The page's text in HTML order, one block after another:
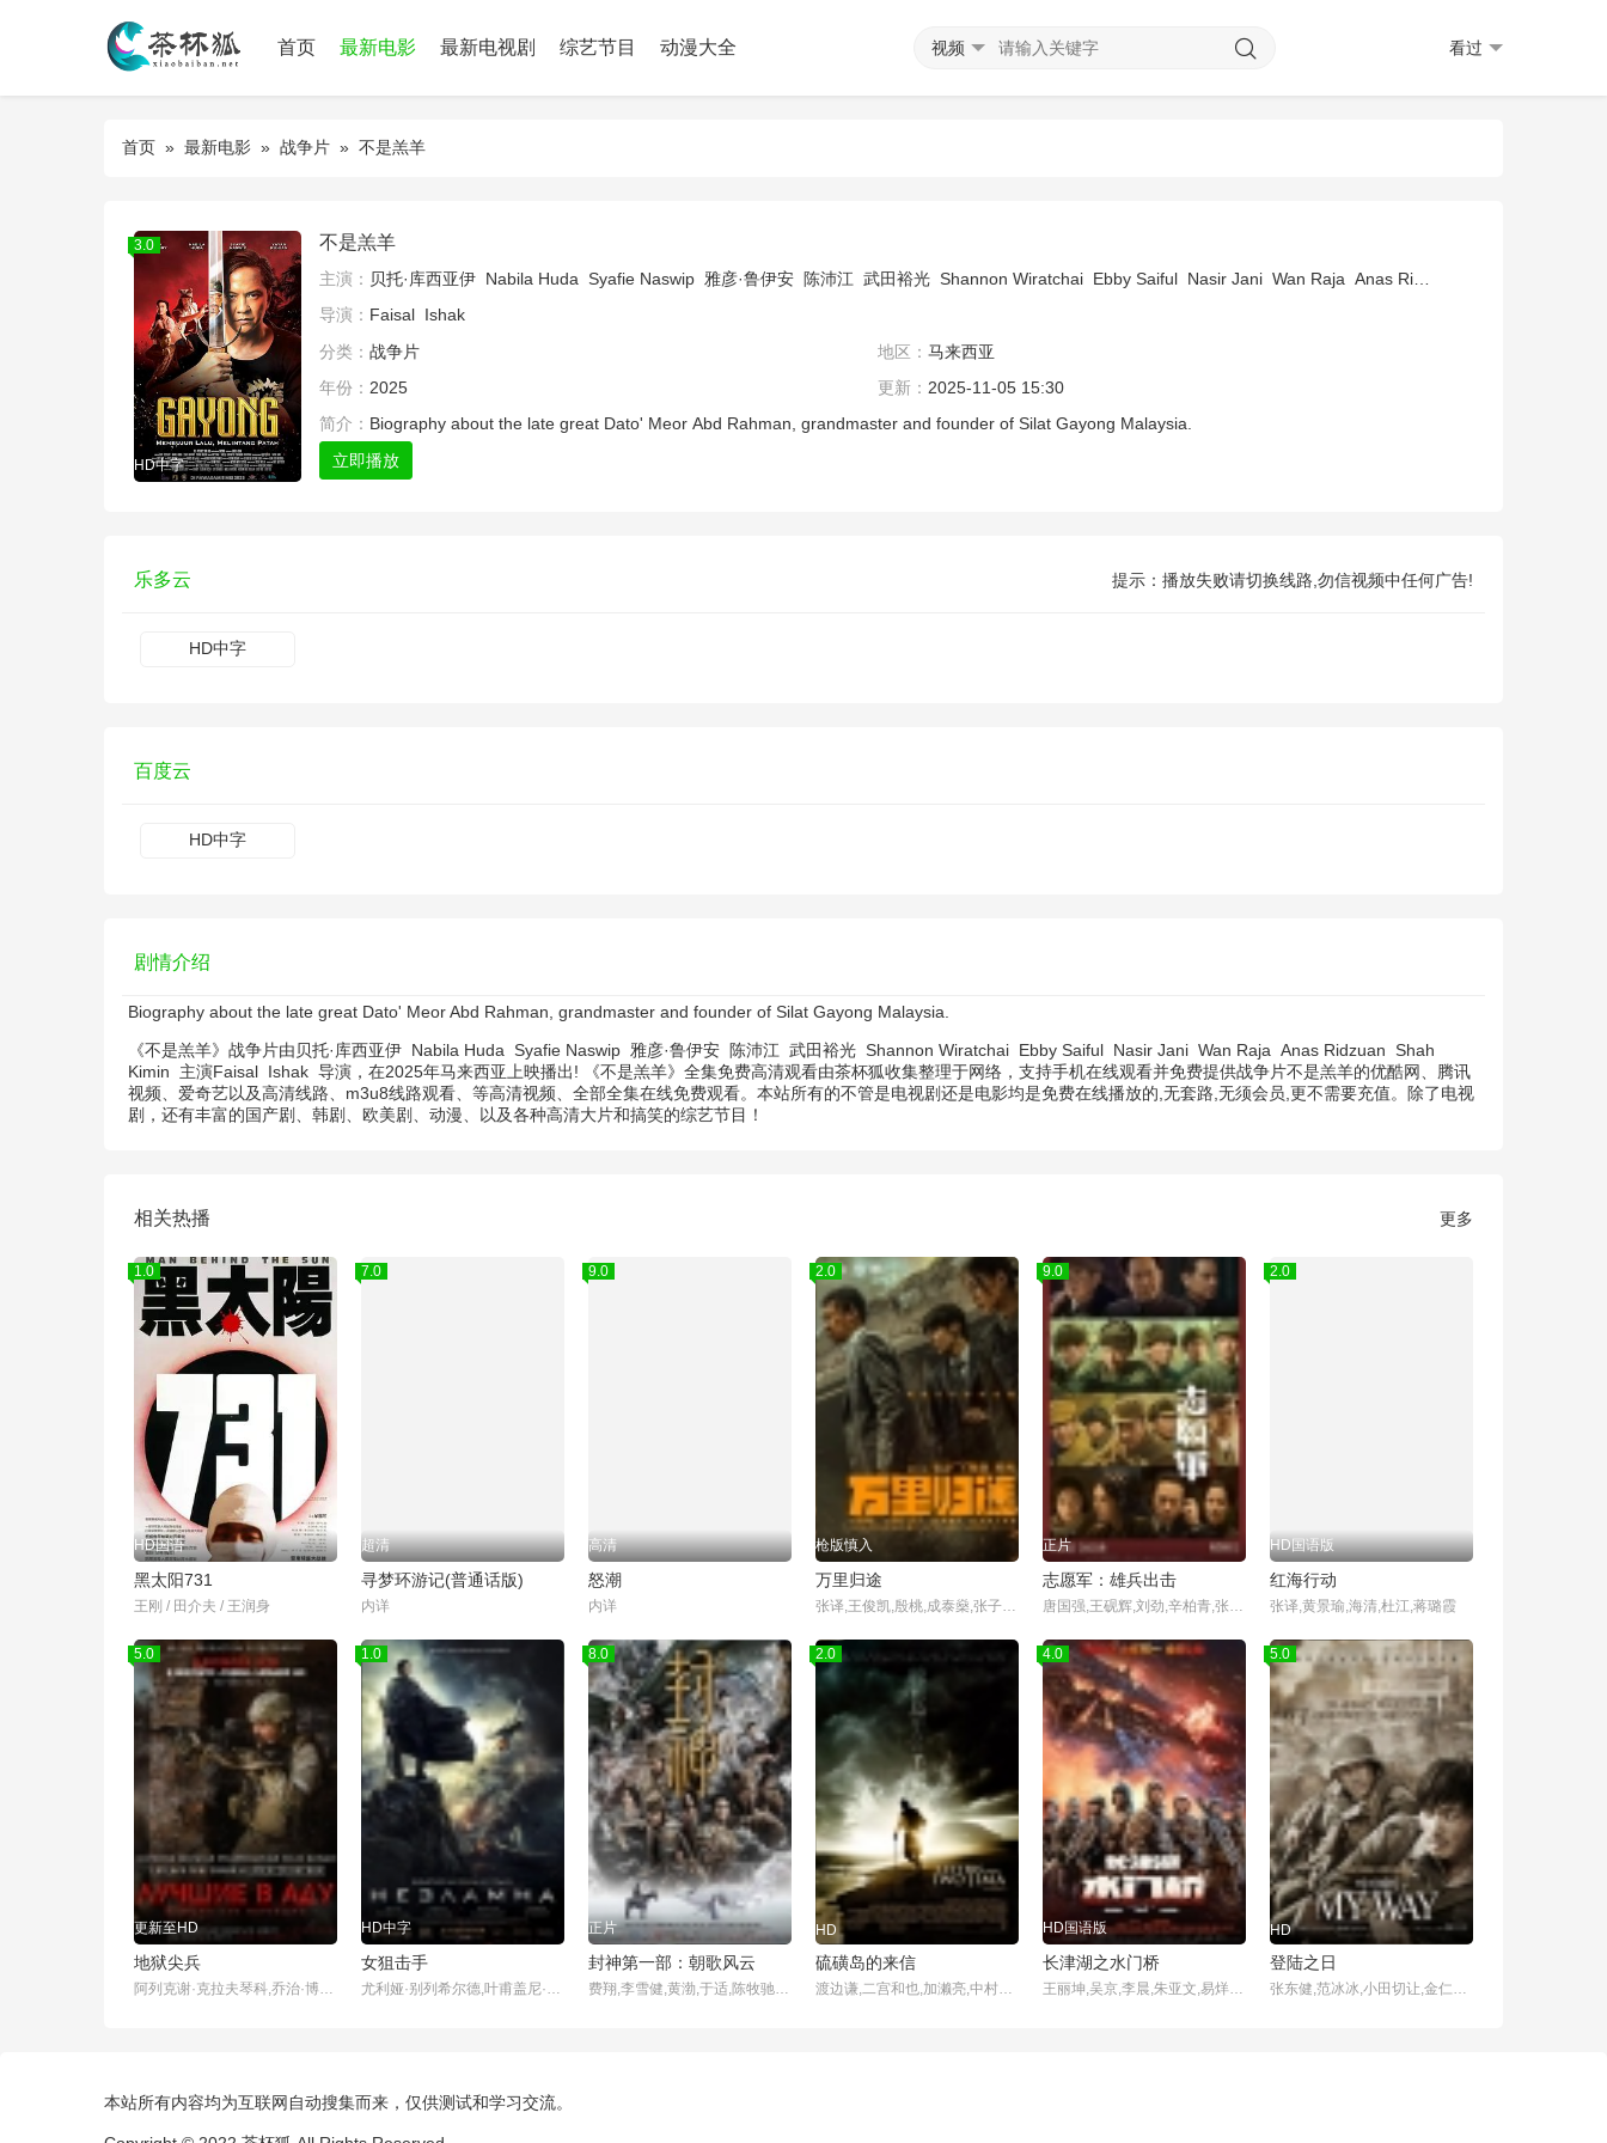
首页 最新电影 最新电视剧 综艺节目 动漫大全 视频 看过
首页 » 最新电影 » 战争片 » 不是羔羊
3.0
HD中字
不是羔羊
主演： 贝托·库西亚伊 Nabila Huda Syafie Naswip 雅彦·鲁伊安 陈沛江 武田裕光 Shannon Wiratchai Ebby Saiful Nasir Jani Wan Raja Anas Ridzuan
导演： Faisal Ishak
分类： 战争片 地区： 马来西亚
年份： 2025 更新： 2025-11-05 15:30
简介： Biography about the late great Dato' Meor Abd Rahman, grandmaster and founder of Silat Gayong Malaysia.
立即播放
乐多云 提示：播放失败请切换线路,勿信视频中任何广告!
HD中字
百度云
HD中字
剧情介绍
Biography about the late great Dato' Meor Abd Rahman, grandmaster and founder of Silat Gayong Malaysia.
《不是羔羊》战争片由贝托·库西亚伊 Nabila Huda Syafie Naswip 雅彦·鲁伊安 陈沛江 武田裕光 Shannon Wiratchai Ebby Saiful Nasir Jani Wan Raja Anas Ridzuan Shah
Kimin 主演Faisal Ishak 导演，在2025年马来西亚上映播出! 《不是羔羊》全集免费高清观看由茶杯狐收集整理于网络，支持手机在线观看并免费提供战争片不是羔羊的优酷网、腾讯
视频、爱奇艺以及高清线路、m3u8线路观看、等高清视频、全部全集在线免费观看。本站所有的不管是电视剧还是电影均是免费在线播放的,无套路,无须会员,更不需要充值。除了电视
剧，还有丰富的国产剧、韩剧、欧美剧、动漫、以及各种高清大片和搞笑的综艺节目！
相关热播 更多
1.0
HD国语
黑太阳731
王刚 / 田介夫 / 王润身
7.0
超清
寻梦环游记(普通话版)
内详
9.0
高清
怒潮
内详
2.0
枪版慎入
万里归途
张译,王俊凯,殷桃,成泰燊,张子贤,陈昊宇,王迅,万茜,李雪健,李晨,王智,吴京,温韬,吴恩璇,国义骞,谢承颖,李路琦,赵梓冲,王照清,朱超艺,闫昌,李凯,谢欣华,侯晓童,穆丽燕,奥梅尔·乌扎克,埃兰·艾哈迈德·洛特夫·拉吉·阿尔加赫菲,小伊万·马弗里克,尤金·芬克尔,埃米尔·扎格鲁尔,艾哈迈德·穆罕默德·贾比尔·阿尔卡索姆
9.0
正片
志愿军：雄兵出击
唐国强,王砚辉,刘劲,辛柏青,张颂文,黄晓明,章子怡,朱亚文,张子枫,魏大勋,肖央,王骁,陈飞宇,魏晨,尹昉,张宥浩,海清,王传君,郎月婷,杜淳,贾冰,林永健,王伍福,安荣生,王楷勝,郭晓峰,郭晓东,李乃文,聂远,唐曾,袁文康,赵波,李光洁,张海宇,李感,王道铁,保剑锋,纪焕博,王乃训,叶禾,李卓阳,朱一龙
2.0
HD国语版
红海行动
张译,黄景瑜,海清,杜江,蒋璐霞
5.0
更新至HD
地狱尖兵
阿列克谢·克拉夫琴科,乔治·博洛涅夫,谢尔盖·加鲁索夫
1.0
HD中字
女狙击手
尤利娅·别列希尔德,叶甫盖尼·齐加诺夫,Joan,Blackham,Anatoliy,Kot,奥列格
8.0
正片
封神第一部：朝歌风云
费翔,李雪健,黄渤,于适,陈牧驰,娜然 ,此沙,武亚凡,夏雨,袁泉,王洛勇,侯雯元,黄曦彦,李昀锐,杨玏,陈坤,许还山,高曙光,冯绍峰,杨立新,丁勇岱,高冬平,徐冲,韩鹏翼,单敬尧,吴汉坤,百力嘎,刘乐,许翔,刘涵,徐菲,孙睿,耿业庭,金志浩,屈愉超,黄涛,樊汶东,姜宝成,阿仁,米铁增,僧格仁钦,马文忠,宁文彤,张经伟,杨添皓,李泽宇,夏晨旭,宋宁峰,俞颖,吴超,杨大鹏,赵磊,张振煊,宋渡宇,文波
2.0
HD
硫磺岛的来信
渡边谦,二宫和也,加濑亮,中村狮童
4.0
HD国语版
长津湖之水门桥
王丽坤,吴京,李晨,朱亚文,易烊千玺,张涵予,胡军,段奕宏,韩东君,耿乐,杨一威,许明虎,王宁,杜淳,庄小龙,史磊,王振威,陈泽轩,张志坤,李卓扬,刘治威,何跃飞,唐志强,胡学良,辛玉波,张跃,贺广治,黄晓航,曹敖日格勒,章小磊,宋玉臣,李小锋,约翰·克鲁兹,詹姆斯·菲尔伯德
5.0
HD
登陆之日
张东健,范冰冰,小田切让,金仁权,韩承龙,都枝寒,李沇熹,山本太郎
本站所有内容均为互联网自动搜集而来，仅供测试和学习交流。